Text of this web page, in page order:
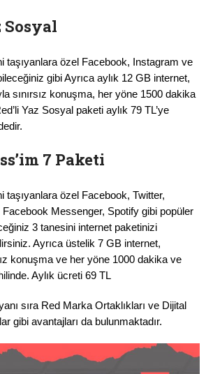
Sosyal
taşıyanlara özel Facebook, Instagram ve
gibi Ayrıca aylık 12 GB internet,
sınırsız konuşma, her yöne 1500 dakika
Yaz Sosyal paketi aylık 79 TL’ye
7 Paketi
taşıyanlara özel Facebook, Twitter,
Messenger, Spotify gibi popüler
3 tanesini internet paketinizi
Ayrıca üstelik 7 GB internet,
konuşma ve her yöne 1000 dakika ve
Aylık ücreti 69 TL
sıra Red Marka Ortaklıkları ve Dijital
gibi avantajları da bulunmaktadır.